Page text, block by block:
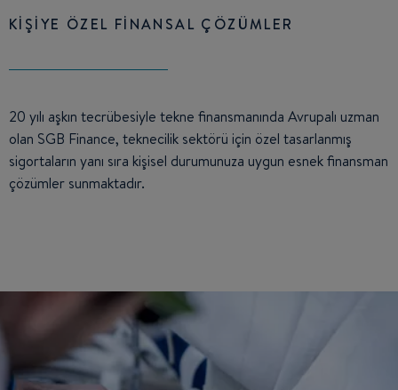
KİŞİYE ÖZEL FİNANSAL ÇÖZÜMLER
20 yılı aşkın tecrübesiyle tekne finansmanında Avrupalı uzman
olan SGB Finance, teknecilik sektörü için özel tasarlanmış
sigortaların yanı sıra kişisel durumunuza uygun esnek finansman
çözümler sunmaktadır.